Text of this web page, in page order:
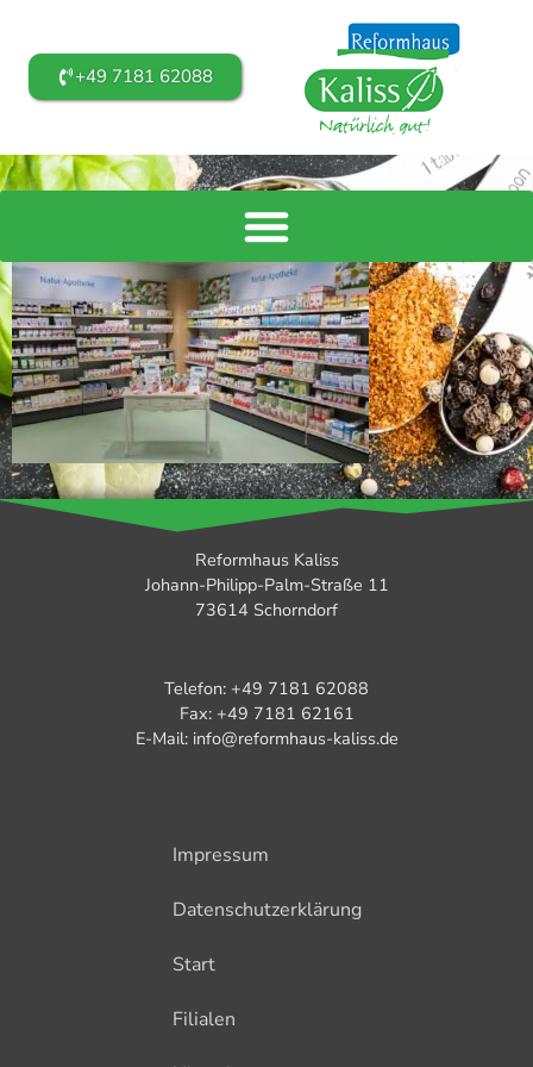
+49 7181 62088
Reformhaus Kaliss
Johann-Philipp-Palm-Straße 11
73614 Schorndorf
Telefon: +49 7181 62088
Fax: +49 7181 62161
E-Mail: info@reformhaus-kaliss.de
Impressum
Datenschutzerklärung
Start
Filialen